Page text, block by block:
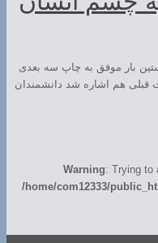
بار موفق به چاپ سه ‌بعدی
قبلی هم اشاره شد دانشمندان
Warning: Trying to
/home/com12333/